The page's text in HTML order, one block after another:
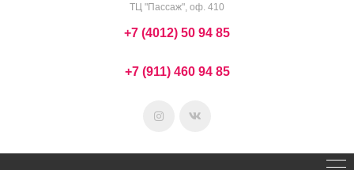
ТЦ "Пассаж", оф. 410
+7 (4012) 50 94 85
+7 (911) 460 94 85